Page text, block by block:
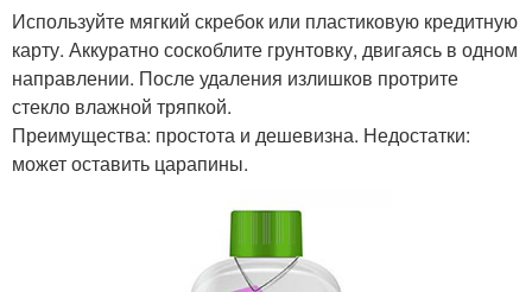
Используйте мягкий скребок или пластиковую кредитную
карту. Аккуратно соскоблите грунтовку, двигаясь в одном
направлении. После удаления излишков протрите
стекло влажной тряпкой.
Преимущества: простота и дешевизна. Недостатки:
может оставить царапины.